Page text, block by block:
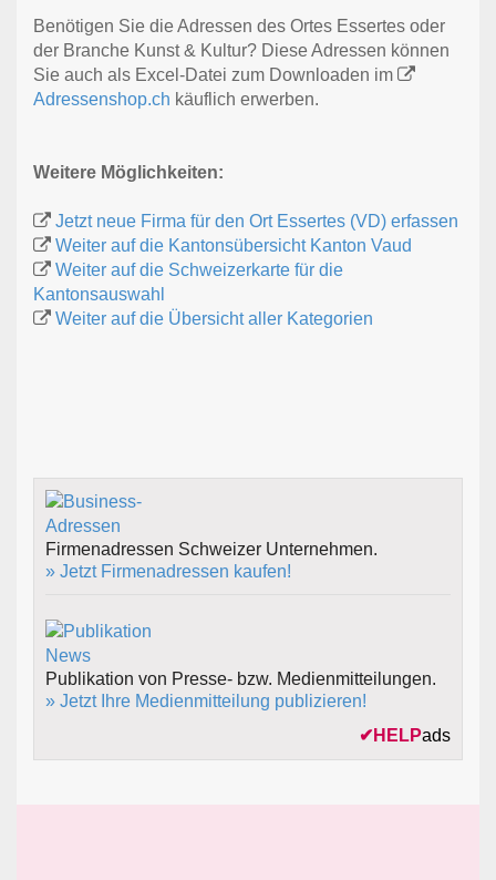
Benötigen Sie die Adressen des Ortes Essertes oder
der Branche Kunst & Kultur? Diese Adressen können
Sie auch als Excel-Datei zum Downloaden im
Adressenshop.ch käuflich erwerben.
Weitere Möglichkeiten:
Jetzt neue Firma für den Ort Essertes (VD) erfassen
Weiter auf die Kantonsübersicht Kanton Vaud
Weiter auf die Schweizerkarte für die
Kantonsauswahl
Weiter auf die Übersicht aller Kategorien
Firmenadressen Schweizer Unternehmen.
» Jetzt Firmenadressen kaufen!
Publikation von Presse- bzw. Medienmitteilungen.
» Jetzt Ihre Medienmitteilung publizieren!
✔ HELPads